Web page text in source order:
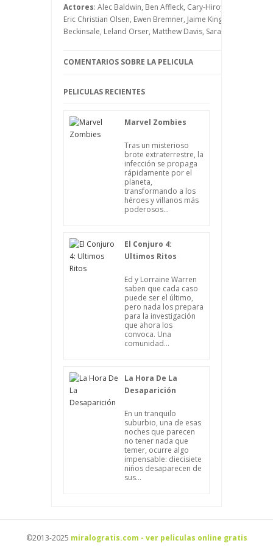
tarda en llegar a la base, sumiendo en un
gran estado de tristeza a Evelyn y a su
querido Danny.
Actores: Alec Baldwin, Ben Affleck, Cary-Hiroyuki Tagawa,
Eric Christian Olsen, Ewen Bremner, Jaime King, Jennifer
Beckinsale, Leland Orser, Matthew Davis, Sara Rue, Tom
COMENTARIOS SOBRE LA PELICULA
PELICULAS RECIENTES
Marvel Zombies
Tras un misterioso
brote extraterrestre, la
infección se propaga
rápidamente por el
planeta,
transformando a los
héroes y villanos más
poderosos...
El Conjuro 4:
Ultimos Ritos
Ed y Lorraine Warren
saben que cada caso
puede ser el último,
pero nada los prepara
para la investigación
que ahora los
convoca. Una
comunidad...
La Hora De La
Desaparición
En un tranquilo
suburbio, una de esas
noches que parecen
no tener nada que
temer, ocurre algo
impensable: diecisiete
niños desaparecen de
sus...
©2013-2025 miralogratis.com - ver peliculas online gratis